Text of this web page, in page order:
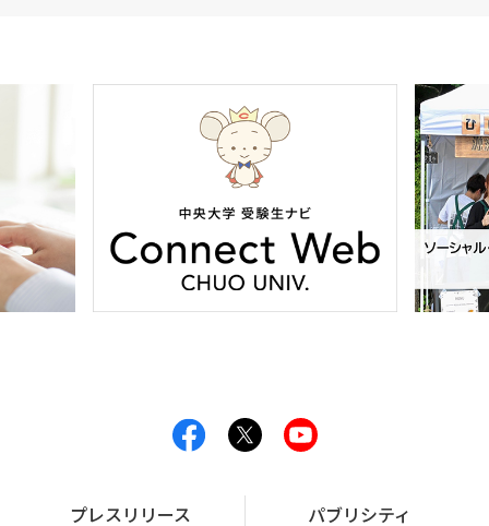
プレスリリース パブリシティ